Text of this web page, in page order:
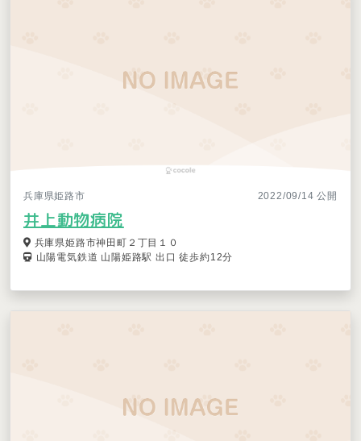
兵庫県姫路市 2022/09/14 公開
井上動物病院
兵庫県姫路市神田町２丁目１０
山陽電気鉄道 山陽姫路駅 出口 徒歩約12分